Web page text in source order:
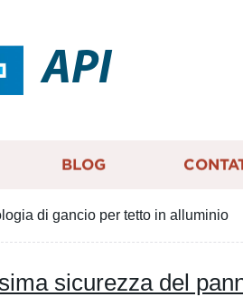
API
BLOG
di gancio per tetto in alluminio
sicurezza del